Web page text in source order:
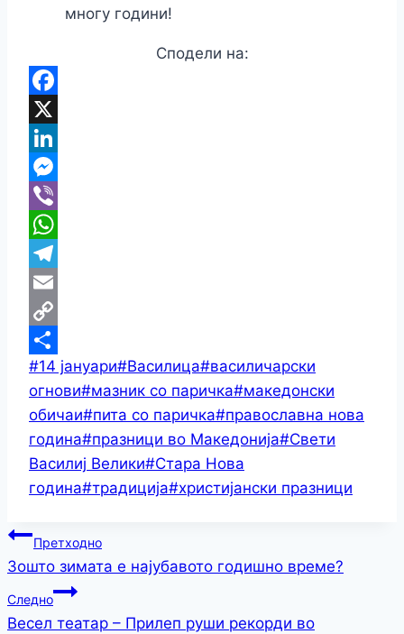
многу години!
Сподели на:
Link
Share
Post
Tags:
#14 јануари#Василица#василичарски
огнови#мазник со паричка#македонски
обичаи#пита со паричка#православна нова
година#празници во Македонија#Свети
Василиј Велики#Стара Нова
година#традиција#христијански празници
Навигација
на
напис
Претходно
Зошто зимата е најубавото годишно време?
Следно
Весел театар – Прилеп руши рекорди во